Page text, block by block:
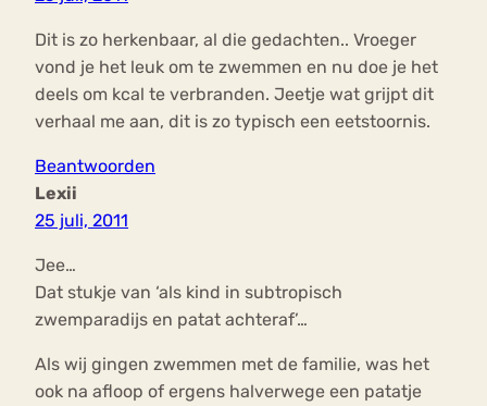
Dit is zo herkenbaar, al die gedachten.. Vroeger
vond je het leuk om te zwemmen en nu doe je het
deels om kcal te verbranden. Jeetje wat grijpt dit
verhaal me aan, dit is zo typisch een eetstoornis.
Beantwoorden
Lexii
25 juli, 2011
Jee…
Dat stukje van ‘als kind in subtropisch
zwemparadijs en patat achteraf’…
Als wij gingen zwemmen met de familie, was het
ook na afloop of ergens halverwege een patatje